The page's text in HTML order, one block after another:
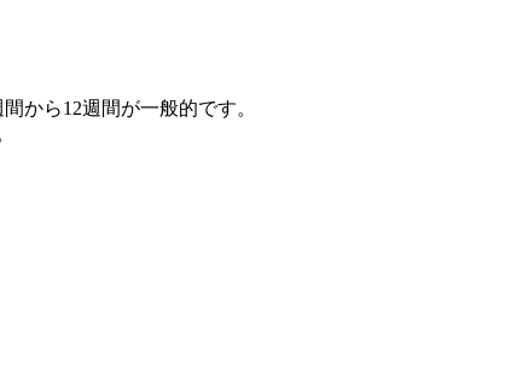
から12週間が一般的です。